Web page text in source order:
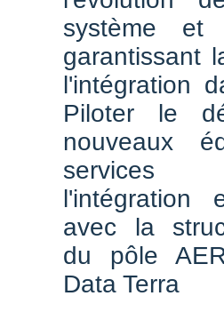
système et
garantissant
l'intégration
Piloter le
nouveaux
services
l'intégration
avec la
du pôle
Data Terra